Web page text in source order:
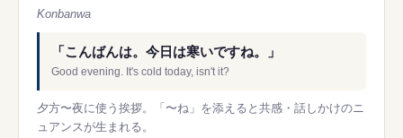
Konbanwa
「こんばんは。今日は寒いですね。」
Good evening. It's cold today, isn't it?
夕方〜夜に使う挨拶。「〜ね」を添えると共感・話しかけのニ
ュアンスが生まれる。